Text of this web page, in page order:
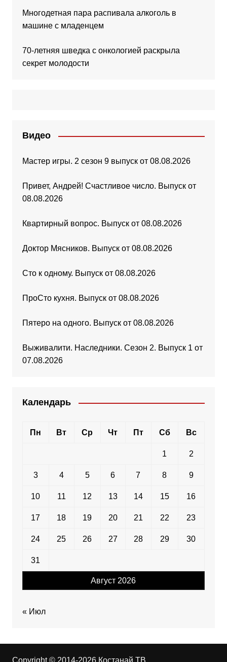
Многодетная пара распивала алкоголь в
машине с младенцем
70-летняя шведка с онкологией раскрыла
секрет молодости
Видео
Мастер игры. 2 сезон 9 выпуск от 08.08.2026
Привет, Андрей! Счастливое число. Выпуск от
08.08.2026
Квартирный вопрос. Выпуск от 08.08.2026
Доктор Мясников. Выпуск от 08.08.2026
Сто к одному. Выпуск от 08.08.2026
ПроСто кухня. Выпуск от 08.08.2026
Пятеро на одного. Выпуск от 08.08.2026
Выживалити. Наследники. Сезон 2. Выпуск 1 от
07.08.2026
Календарь
Август 2026
Пн Вт Ср Чт Пт Сб Вс
1 2
3 4 5 6 7 8 9
10 11 12 13 14 15 16
17 18 19 20 21 22 23
24 25 26 27 28 29 30
31
« Июл